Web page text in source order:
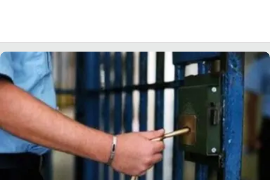
LACAPITALENEWS.IT
App
ANDROID
APPLE